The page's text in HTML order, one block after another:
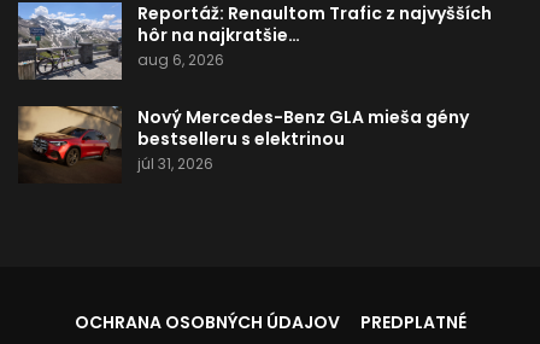
Reportáž: Renaultom Trafic z najvyšších
hôr na najkratšie…
aug 6, 2026
Nový Mercedes-Benz GLA mieša gény
bestselleru s elektrinou
júl 31, 2026
OCHRANA OSOBNÝCH ÚDAJOV PREDPLATNÉ